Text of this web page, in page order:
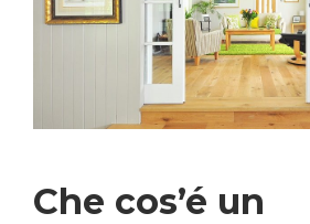
Che cos’é un